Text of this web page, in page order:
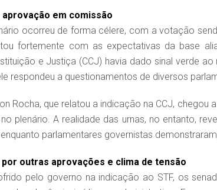
aprovação em comissão
ocorreu de forma célere, com a votação
fortemente com as expectativas da base
e Justiça (CCJ) havia dado sinal verde
respondeu a questionamentos de diversos
Rocha, que relatou a indicação na CCJ,
plenário. A realidade das urnas, no entanto,
parlamentares governistas
outras aprovações e clima de tensão
pelo governo na indicação ao STF, os